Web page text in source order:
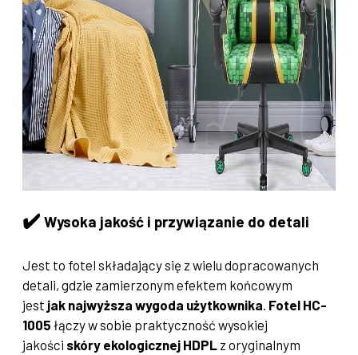
✔️ Wysoka jakość i przywiązanie do detali
Jest to fotel składający się z wielu dopracowanych
detali, gdzie zamierzonym efektem końcowym
jest jak najwyższa wygoda użytkownika Fotel HC-
1005 łączy w sobie praktyczność wysokiej
jakości skóry ekologicznej HDPL z oryginalnym